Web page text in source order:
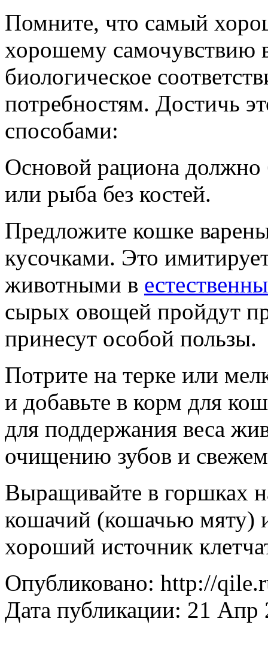
Помните, что самый
хорошему самочувствию
биологическое
потребностям. Достичь
способами:
Основой рациона должно
или рыба без костей.
Предложите кошке
кусочками. Это
животными в
сырых овощей пройдут
принесут особой пользы.
Потрите на терке или
и добавьте в корм для
для поддержания веса
очищению зубов и
Выращивайте в горшках
кошачий (кошачью мяту)
хоро­ший источник
Опубликовано: http://
Дата публикации: 21 Апр